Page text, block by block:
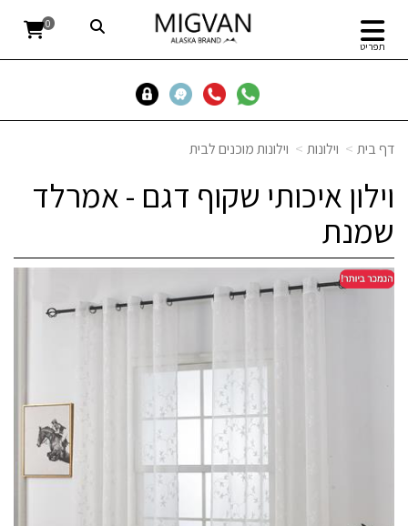
תפריט
0
דף בית וילונות וילונות מוכנים לבית
וילון איכותי שקוף דגם - אמרלד
שמנת